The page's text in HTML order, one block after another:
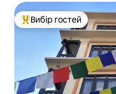
Топ вибір гостей
Вибір гостей